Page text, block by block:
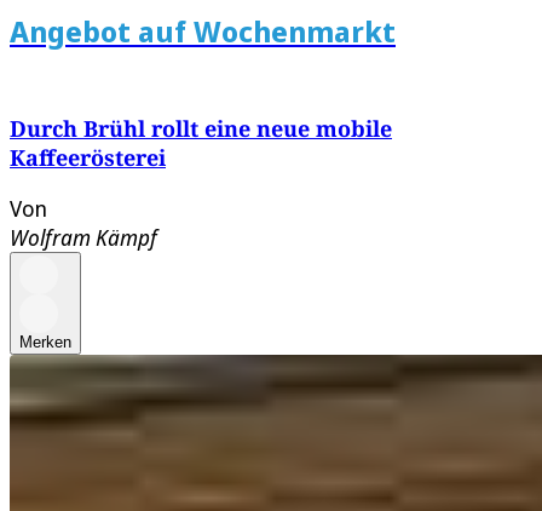
Angebot auf Wochenmarkt
Durch Brühl rollt eine neue mobile
Kaffeerösterei
Von
Wolfram Kämpf
Merken